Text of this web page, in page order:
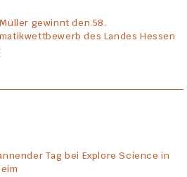
gewinnt den 58.
des Landes Hessen
Tag bei Explore Science in